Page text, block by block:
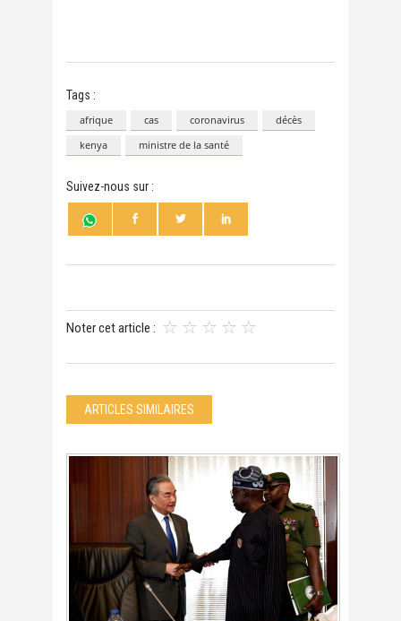
Tags :
afrique cas coronavirus
décès
kenya
ministre de la santé
Suivez-nous sur :
Noter cet article :
ARTICLES SIMILAIRES